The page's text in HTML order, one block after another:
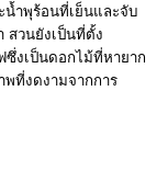
น้ำพุร้อนที่เย็นและจับ
สวนยังเป็นที่ตั้ง
ซึ่งเป็นดอกไม้ที่หายาก
พที่งดงามจากการ